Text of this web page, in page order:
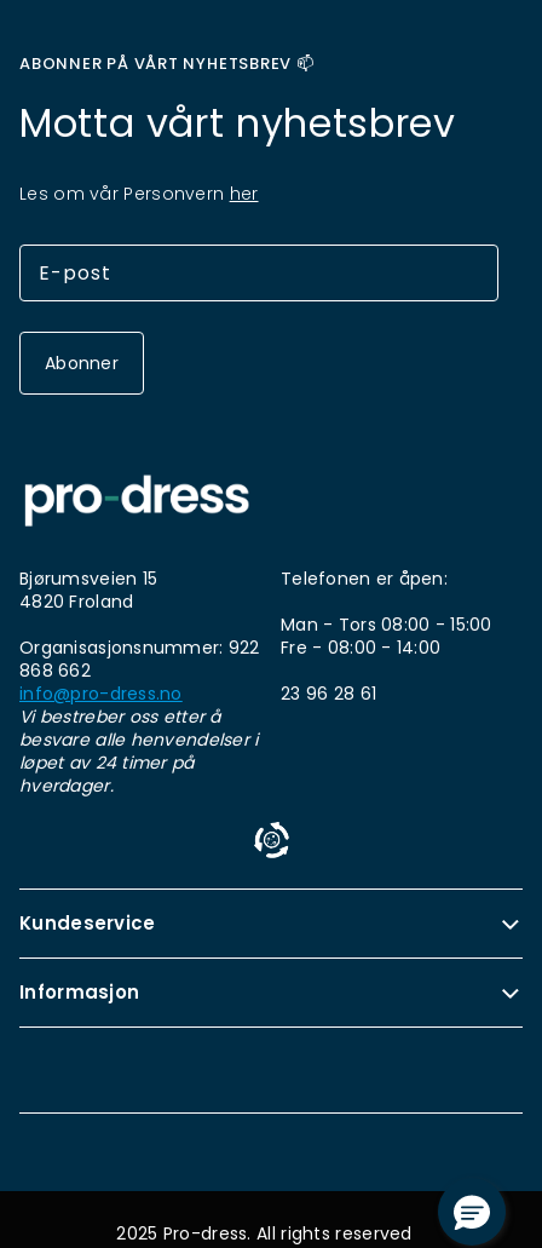
ABONNER PÅ VÅRT NYHETSBREV 📫
Motta vårt nyhetsbrev
Les om vår Personvern her
Abonner
Bjørumsveien 15
4820 Froland
Organisasjonsnummer: 922
868 662
info@pro-dress.no
Vi bestreber oss etter å
besvare alle henvendelser i
løpet av 24 timer på
hverdager.
Telefonen er åpen:
Man - Tors 08:00 - 15:00
Fre - 08:00 - 14:00
23 96 28 61
Kundeservice
Informasjon
2025 Pro-dress. All rights reserved